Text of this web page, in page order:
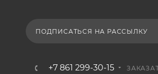
ПОДПИСАТЬСЯ НА РАССЫЛКУ
+7 861 299-30-15